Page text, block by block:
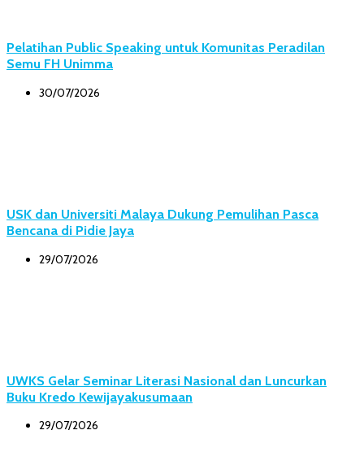
Pelatihan Public Speaking untuk Komunitas Peradilan
Semu FH Unimma
30/07/2026
USK dan Universiti Malaya Dukung Pemulihan Pasca
Bencana di Pidie Jaya
29/07/2026
UWKS Gelar Seminar Literasi Nasional dan Luncurkan
Buku Kredo Kewijayakusumaan
29/07/2026